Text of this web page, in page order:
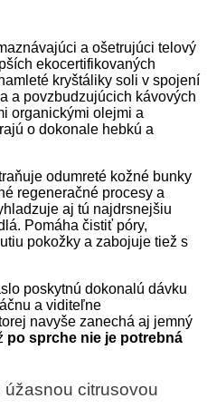
a ošetrujúci telový
ekocertifikovaných
kryštáliky soli v spojení
a povzbudzujúcich kávových
organickými olejmi a
o dokonale hebkú a
odumreté kožné bunky
regeneračné procesy a
aj tú najdrsnejšiu
Pomáha čistiť póry,
pokožky a zabojuje tiež s
poskytnú dokonalú dávku
a viditeľne
navyše zanechá aj jemný
po sprche nie je potrebná
citrusovou